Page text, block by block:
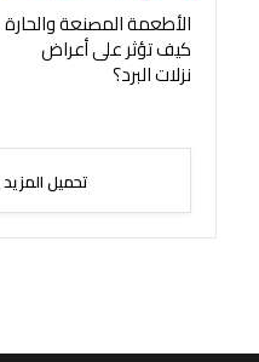
الأطعمة المصنعة والحارة
كيف تؤثر على أعراض
نزلات البرد؟
تحميل